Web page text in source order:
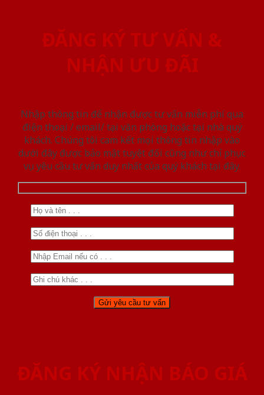
ĐĂNG KÝ TƯ VẤN &
NHẬN ƯU ĐÃI
Nhập thông tin để nhận được tư vấn miễn phí qua
điện thoại / email/ tại văn phòng hoặc tại nhà quý
khách. Chúng tôi cam kết mọi thông tin nhập vào
dưới đây được bảo mật tuyệt đối cũng như chỉ phục
vụ yêu cầu tư vấn duy nhất của quý khách tại đây.
ĐĂNG KÝ NHẬN BÁO GIÁ